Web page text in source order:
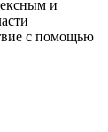
и
с помощью